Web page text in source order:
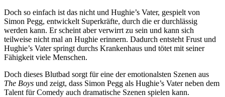
Doch so einfach ist das nicht und Hughie’s Vater, gespielt von
Simon Pegg, entwickelt Superkräfte, durch die er durchlässig
werden kann. Er scheint aber verwirrt zu sein und kann sich
teilweise nicht mal an Hughie erinnern. Dadurch entsteht Frust und
Hughie’s Vater springt durchs Krankenhaus und tötet mit seiner
Fähigkeit viele Menschen.
Doch dieses Blutbad sorgt für eine der emotionalsten Szenen aus
The Boys und zeigt, dass Simon Pegg als Hughie’s Vater neben dem
Talent für Comedy auch dramatische Szenen spielen kann.